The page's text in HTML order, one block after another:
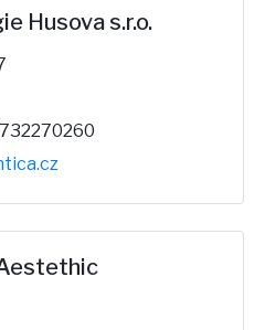
Husova s.r.o.